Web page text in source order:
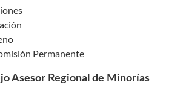
Permanente
Asesor Regional de Minorías